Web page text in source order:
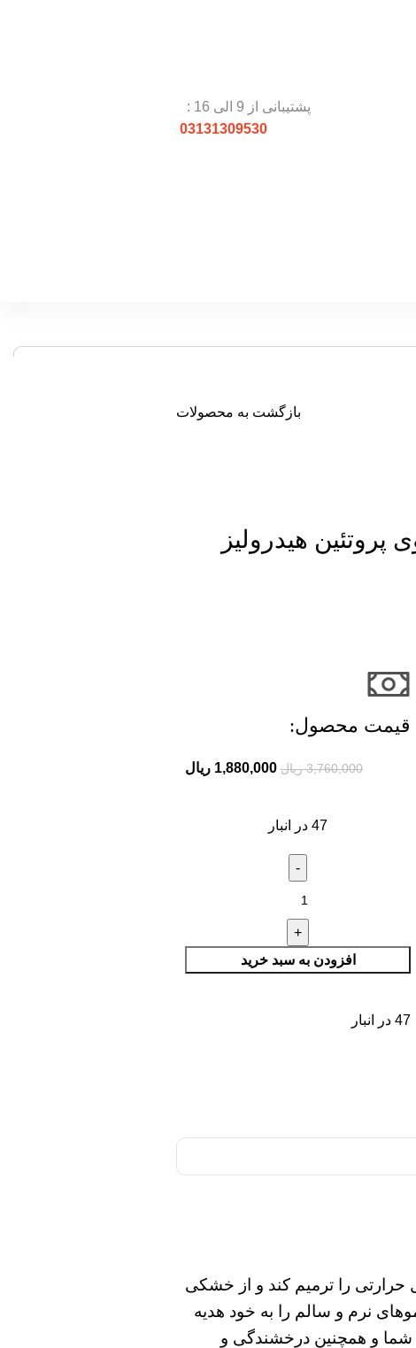
پشتیبانی از 9 الی 16 :
03131309530
بازگشت به محصولات
پروتئین هیدرولیز
قیمت محصول:​
3,760,000 ریال 1,880,000 ریال
47 در انبار
افزودن به سبد خرید
47 در انبار
حرارتی را ترمیم کند و از خشکی
نرم و سالم را به خود هدیه
شما و همچنین درخشندگی و